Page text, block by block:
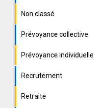
Non classé
Prévoyance collective
Prévoyance individuelle
Recrutement
Retraite